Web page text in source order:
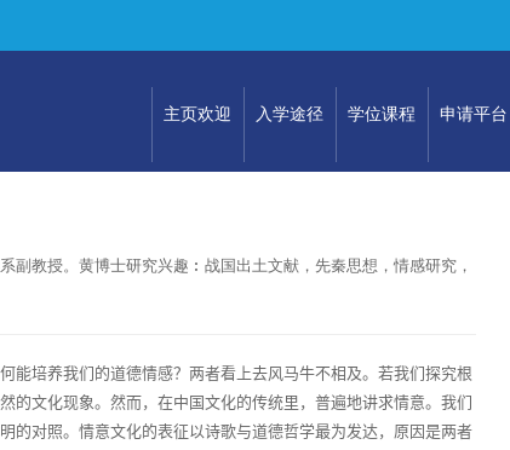
主页欢迎 入学途径 学位课程 申请平台
教授。黄博士研究兴趣︰战国出土文献，先秦思想，情感研究，
能培养我们的道德情感？两者看上去风马牛不相及。若我们探究根
的文化现象。然而，在中国文化的传统里，普遍地讲求情意。我们
的对照。情意文化的表征以诗歌与道德哲学最为发达，原因是两者